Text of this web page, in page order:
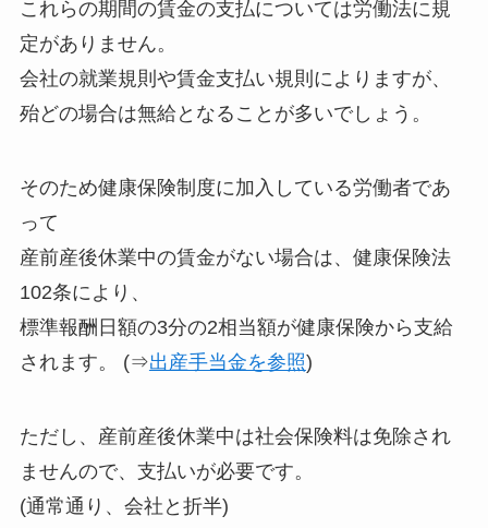
これらの期間の賃金の支払については労働法に規
定がありません。
会社の就業規則や賃金支払い規則によりますが、
殆どの場合は無給となることが多いでしょう。
そのため健康保険制度に加入している労働者であ
って
産前産後休業中の賃金がない場合は、健康保険法
102条により、
標準報酬日額の3分の2相当額が健康保険から支給
されます。 (⇒出産手当金を参照)
ただし、産前産後休業中は社会保険料は免除され
ませんので、支払いが必要です。
(通常通り、会社と折半)